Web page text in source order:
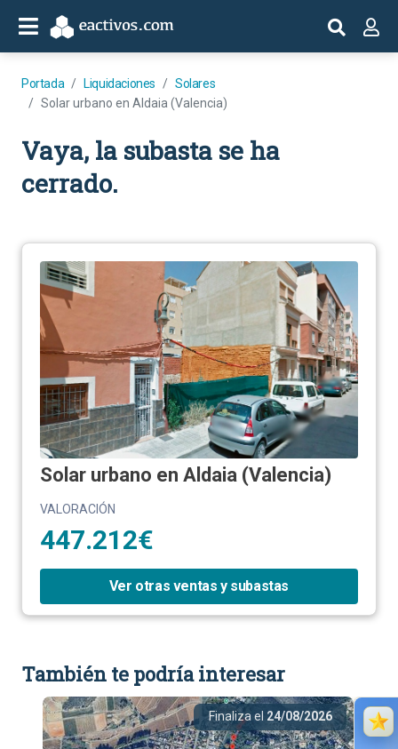
Portada Liquidaciones
Solares
Solar urbano en Aldaia (Valencia)
Vaya, la subasta se ha
cerrado.
Solar urbano en Aldaia (Valencia)
VALORACIÓN
447.212€
Ver otras ventas y subastas
También te podría interesar
Finaliza el 24/08/2026